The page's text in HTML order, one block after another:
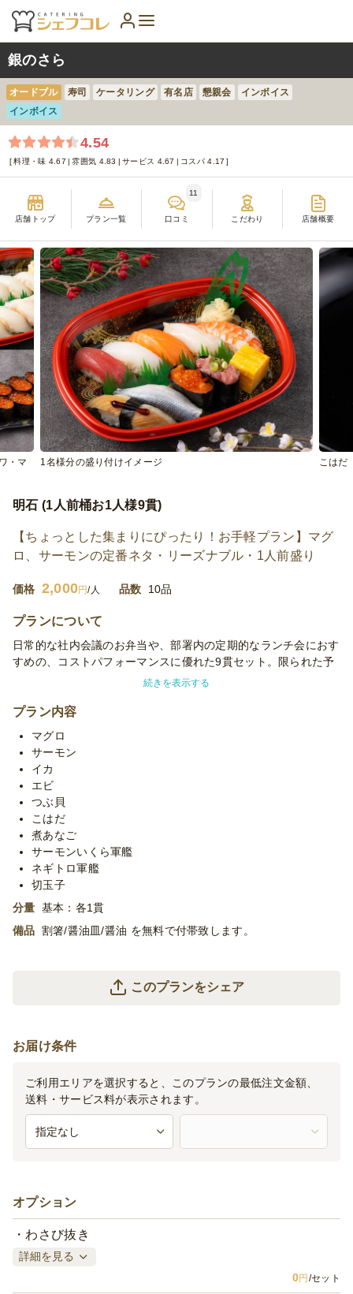
銀のさら
オードブル 寿司 ケータリング 有名店 懇親会
インボイス
インボイス
4.54
料理・味 4.67 雰囲気 4.83 サービス 4.67 コスパ 4.17
店舗トップ プラン一覧 口コミ
11
こだわり 店舗概要
・マ 1名様分の盛り付けイメージ こはだ
明石 (1人前桶お1人様9貫)
【ちょっとした集まりにぴったり！お手軽プラン】マグ
ロ、サーモンの定番ネタ・リーズナブル・1人前盛り
価格 2,000円/人 品数 10品
プランについて
日常的な社内会議のお弁当や、部署内の定期的なランチ会におす
すめの、コストパフォーマンスに優れた9貫セット。限られた予
算内でも、上質で満足度の高いお食事を提供したい場面で活躍し
膳・撤収等のサービスはついておりません。
※季節毎の仕入れによりメニューが変わる場合がございます。予
めご了承ください。
※ご注文締切後の変更はお受けできません。予めご了承くださ
続きを表示する
プラン内容
マグロ
サーモン
イカ
エビ
つぶ貝
こはだ
煮あなご
サーモンいくら軍艦
ネギトロ軍艦
切玉子
分量 基本：各1貫
備品 割箸/醤油皿/醤油 を無料で付帯致します。
このプランをシェア
お届け条件
ご利用エリアを選択すると、このプランの最低注文金額、
送料・サービス料が表示されます。
オプション
わさび抜き
詳細を見る
0円 /セット